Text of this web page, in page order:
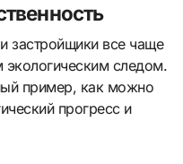
застройщики все чаще
следом.
пример, как можно
прогресс и